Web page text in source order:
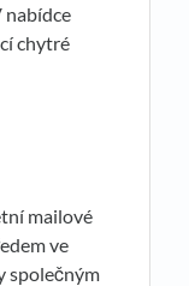
nabídce
chytré
mailové
ve
společným